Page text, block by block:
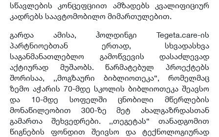
სწავლების კონცეფციით ამზადებს კვალიფიციურ
კადრებს საავტომობილო მიმართულებით.
გარდა ამისა, ჰოლდინგი Tegeta.care-ის
პარტნიოებთან ერთად, სხვადასხვა
საგანმანათლებლო გამოწვევის დასაძლევად
აქტიურად მუშაობს. წარმატებულ პროექტებს
შორისაა, ,,მოგზაური ბიბლიოთეკა“, რომელმაც
ზემო აჭარის 70-მდე სკოლის ბიბლიოთეკა შეავსო
და 10-მდე სოფელში ცნობილი მწერლების
მონაწილეობით 300-ზე მეტ ახალგაზრდასთან
გამართა შეხვედრები. ,,თეგეტას“თანადგომით
წიგნების ფონდით შეივსო და ტექნოლოგიურად